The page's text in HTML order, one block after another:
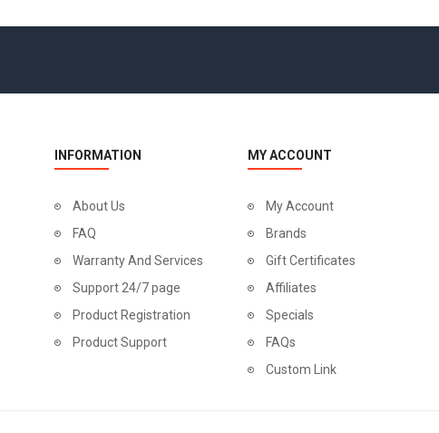
INFORMATION
About Us
FAQ
Warranty And Services
Support 24/7 page
Product Registration
Product Support
MY ACCOUNT
My Account
Brands
Gift Certificates
Affiliates
Specials
FAQs
Custom Link